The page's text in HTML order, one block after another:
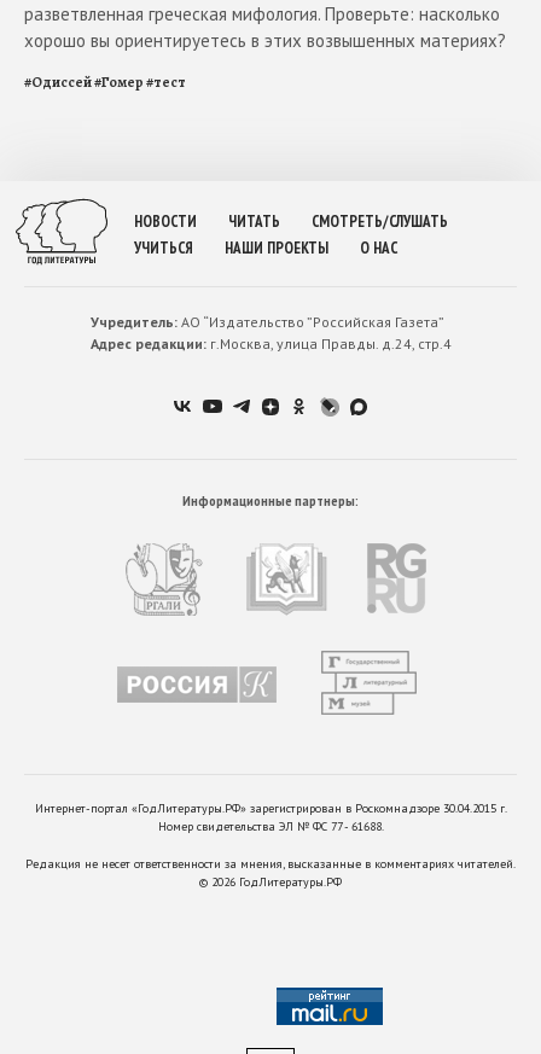
разветвленная греческая мифология. Проверьте: насколько
хорошо вы ориентируетесь в этих возвышенных материях?
#Одиссей#Гомер#тест
НОВОСТИ ЧИТАТЬ
СМОТРЕТЬ/СЛУШАТЬ
УЧИТЬСЯ
НАШИ ПРОЕКТЫ О НАС
Учредитель:АО “Издательство ”Российская Газета”
Адрес редакции:г.Москва, улица Правды. д.24, стр.4
Информационные партнеры:
Интернет-портал «ГодЛитературы.РФ» зарегистрирован в Роскомнадзоре 30.04.2015 г.
Номер свидетельства ЭЛ № ФС 77 - 61688.
Редакция не несет ответственности за мнения, высказанные в комментариях читателей.
© 2026 ГодЛитературы.РФ